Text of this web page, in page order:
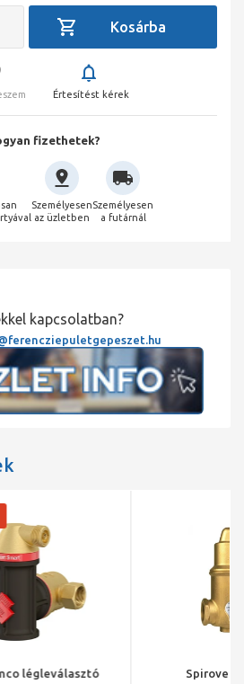
Értesítést kérek
fizethetek?
Személyesen
az üzletben
Személyesen
a futárnál
kapcsolatban?
Spirovent b. m.